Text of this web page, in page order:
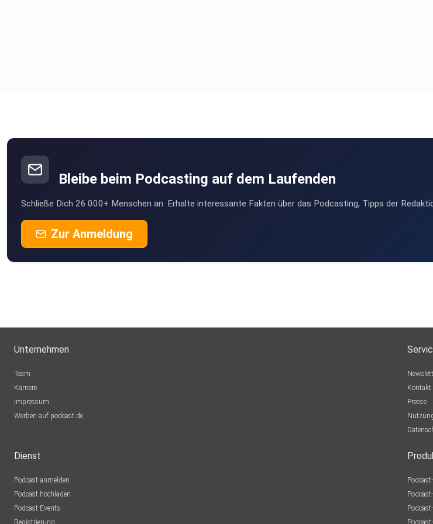
Bleibe beim Podcasting auf dem Laufenden
Schließe Dich 26.000+ Menschen an. Erhalte interessante Fakten über das Podcasting, Tipps der
Zur Anmeldung
Unternehmen
Team
Karriere
Impressum
Werben auf podcast.de
Kontakt
Presse
Dienst
Podcast anmelden
Podcast hochladen
Podcast-Events
Registrierung